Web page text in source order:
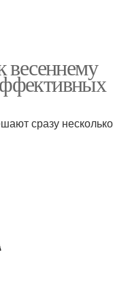
весеннему
сразу несколько